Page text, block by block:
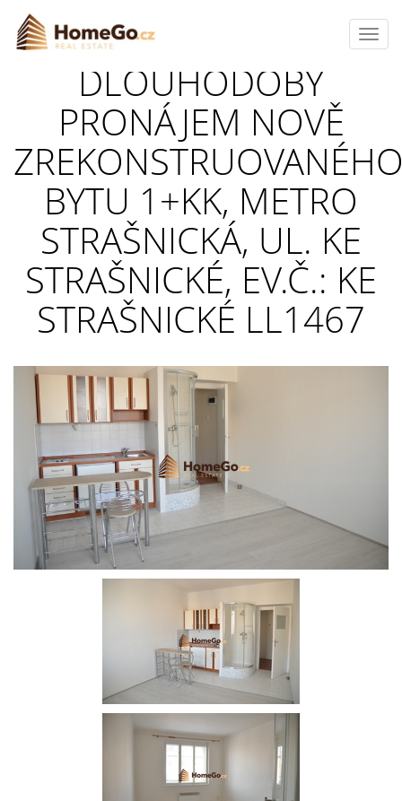
DLOUHODOBÝ
PRONÁJEM NOVĚ
BYTU 1+KK, METRO
STRAŠNICKÁ, UL. KE
STRAŠNICKÉ, EV.Č.: KE
STRAŠNICKÉ LL1467